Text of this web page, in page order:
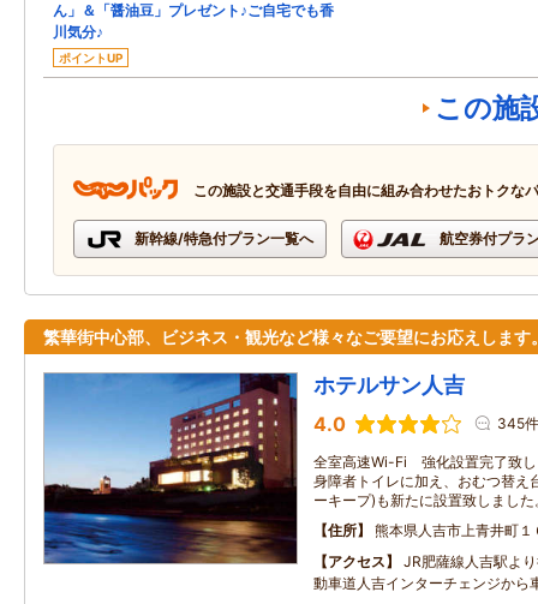
ん」＆「醤油豆」プレゼント♪ご自宅でも香
川気分♪
ポイントUP
この施
この施設と交通手段を自由に組み合わせたおトクな
新幹線/特急付プラン一覧へ 航空券付プラ
繁華街中心部、ビジネス・観光など様々なご要望にお応えします
ホテルサン人吉
4.0 345件
全室高速Wi-Fi 強化設置完了致
身障者トイレに加え、おむつ替え
ーキープ)も新たに設置致しました
住所
熊本県人吉市上青井町１
アクセス
JR肥薩線人吉駅よ
動車道人吉インターチェンジから